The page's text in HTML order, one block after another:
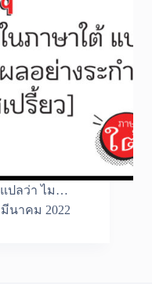
ปลว่า ไม…
มีนาคม 2022